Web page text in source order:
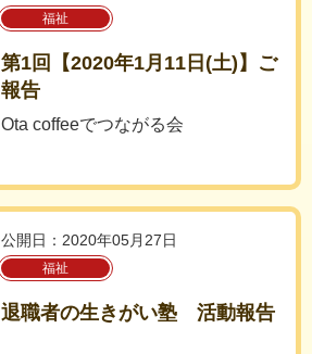
福祉
第1回【2020年1月11日(土)】ご
報告
Ota coffeeでつながる会
公開日：2020年05月27日
福祉
退職者の生きがい塾 活動報告